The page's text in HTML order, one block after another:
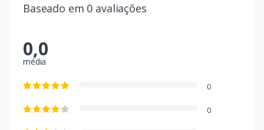
Baseado em 0 avaliações
0,0
média
0
0